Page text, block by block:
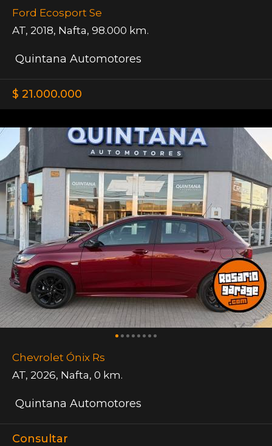
Ford Ecosport Se
AT, 2018, Nafta, 98.000 km.
Quintana Automotores
$ 21.000.000
Chevrolet Ónix Rs
AT, 2026, Nafta, 0 km.
Quintana Automotores
Consultar